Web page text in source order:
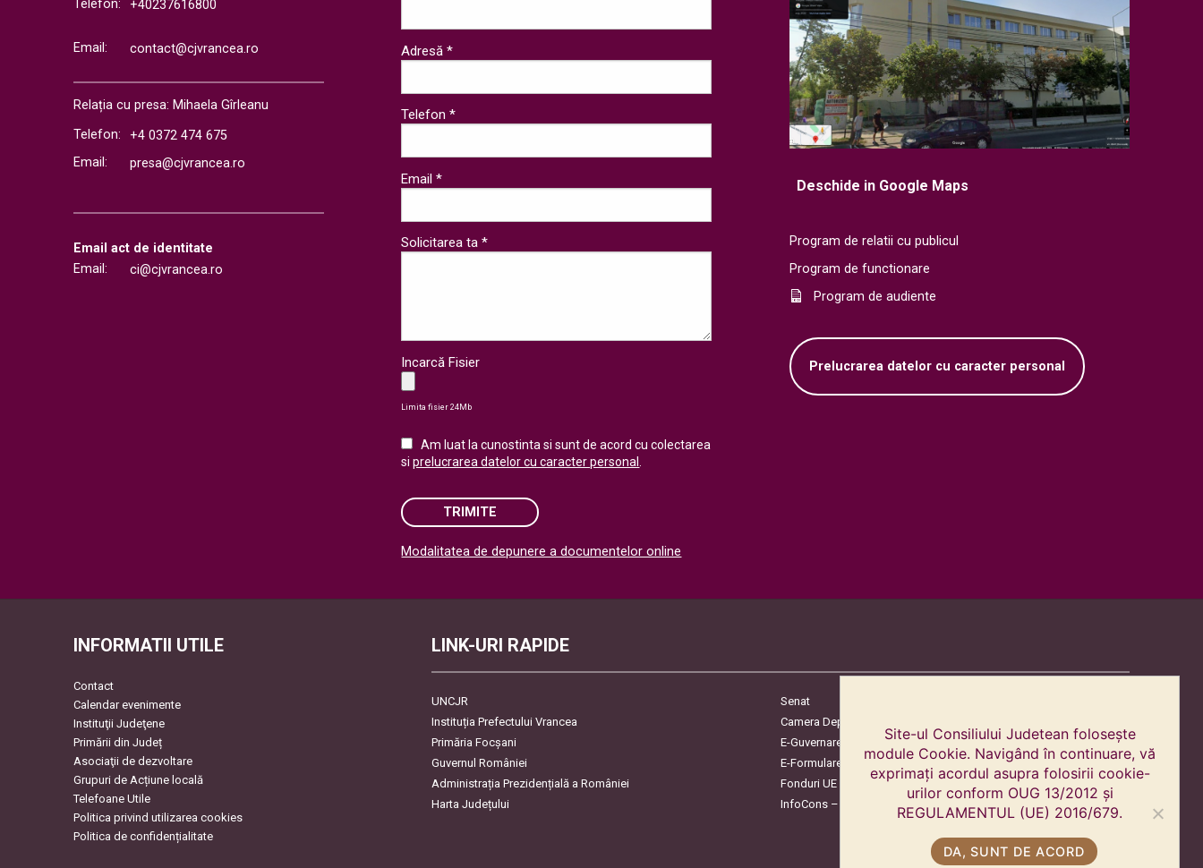
Telefon: +40237616800
Email: contact@cjvrancea.ro
Relația cu presa: Mihaela Gîrleanu
Telefon:
+4 0372 474 675
Email:
presa@cjvrancea.ro
Email act de identitate
Email:
ci@cjvrancea.ro
Deschide in Google Maps
Program de relatii cu publicul
Program de functionare
Program de audiente
Prelucrarea datelor cu caracter personal
Adresă *
Telefon *
Email *
Solicitarea ta *
Incarcă Fisier
Limita fisier 24Mb
Am luat la cunostinta si sunt de acord cu colectarea
siprelucrarea datelor cu caracter personal
TRIMITE
Please leave this field empty.
Modalitatea de depunere a documentelor online
INFORMATII UTILE
Contact
Calendar evenimente
Instituţii Judeţene
Primării din Județ
Asociaţii de dezvoltare
Grupuri de Acțiune locală
Telefoane Utile
Politica privind utilizarea cookies
Politica de confidențialitate
LINK-URI RAPIDE
UNCJR
Senat
Instituția Prefectului Vrancea
Camera Deputaților
Primăria Focşani
E-Guvernare
Guvernul României
E-Formulare
Administrația Prezidențială a României
Fonduri UE
Harta Județului
InfoCons – Protecția Consumatorilor
Site-ul Consiliului Judetean folosește
module Cookie. Navigând în continuare, vă
exprimați acordul asupra folosirii cookie-
urilor conform OUG 13/2012 și
REGULAMENTUL (UE) 2016/679.
DA, SUNT DE ACORD